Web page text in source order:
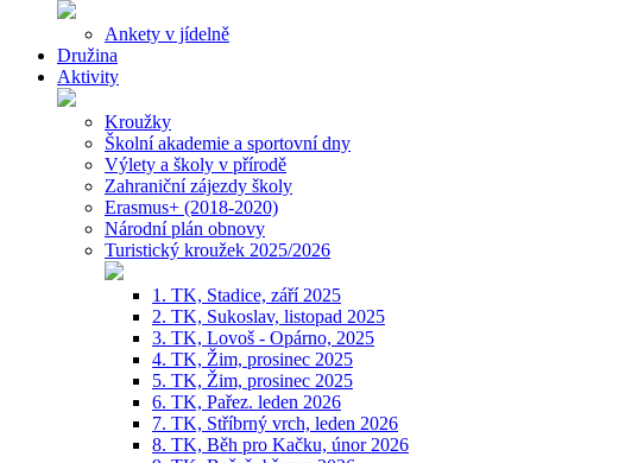
Ankety v jídelně
Družina
Aktivity
Kroužky
Školní akademie a sportovní dny
Výlety a školy v přírodě
Zahraniční zájezdy školy
Erasmus+ (2018-2020)
Národní plán obnovy
Turistický kroužek 2025/2026
1. TK, Stadice, září 2025
2. TK, Sukoslav, listopad 2025
3. TK, Lovoš - Opárno, 2025
4. TK, Žim, prosinec 2025
5. TK, Žim, prosinec 2025
6. TK, Pařez. leden 2026
7. TK, Stříbrný vrch, leden 2026
8. TK, Běh pro Kačku, únor 2026